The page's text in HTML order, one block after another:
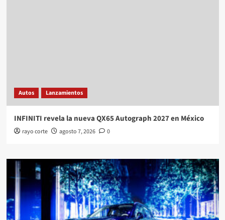
Autos Lanzamientos
INFINITI revela la nueva QX65 Autograph 2027 en México
rayo corte agosto 7, 2026 0